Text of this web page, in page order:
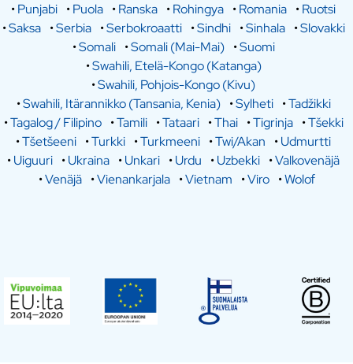
•Punjabi •Puola •Ranska •Rohingya •Romania •Ruotsi
•Saksa •Serbia •Serbokroaatti •Sindhi •Sinhala •Slovakki
•Somali •Somali (Mai-Mai) •Suomi
•Swahili, Etelä-Kongo (Katanga)
•Swahili, Pohjois-Kongo (Kivu)
•Swahili, Itärannikko (Tansania, Kenia) •Sylheti •Tadžikki
•Tagalog / Filipino •Tamili •Tataari •Thai •Tigrinja •Tšekki
•Tšetšeeni •Turkki •Turkmeeni •Twi/Akan •Udmurtti
•Uiguuri •Ukraina •Unkari •Urdu •Uzbekki •Valkovenäjä
•Venäjä •Vienankarjala •Vietnam •Viro •Wolof